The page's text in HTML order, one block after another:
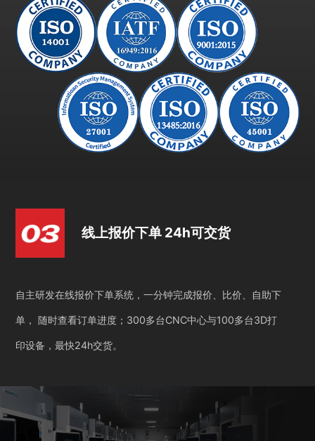
线上报价下单 24h可交货
自主研发在线报价下单系统，一分钟完成报价、比价、自助下
单， 随时查看订单进度；300多台CNC中心与100多台3D打
印设备，最快24h交货。